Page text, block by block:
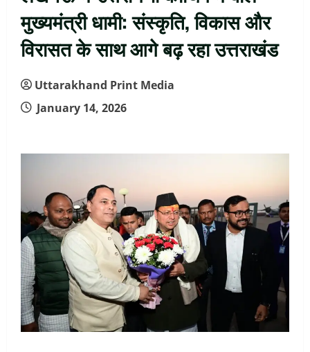
मुख्यमंत्री धामी: संस्कृति, विकास और
विरासत के साथ आगे बढ़ रहा उत्तराखंड
Uttarakhand Print Media
January 14, 2026